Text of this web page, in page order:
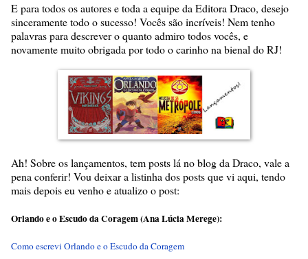
E para todos os autores e toda a equipe da Editora Draco, desejo
sinceramente todo o sucesso! Vocês são incríveis! Nem tenho
palavras para descrever o quanto admiro todos vocês, e
novamente muito obrigada por todo o carinho na bienal do RJ!
Ah! Sobre os lançamentos, tem posts lá no blog da Draco, vale a
pena conferir! Vou deixar a listinha dos posts que vi aqui, tendo
mais depois eu venho e atualizo o post:
Orlando e o Escudo da Coragem (Ana Lúcia Merege):
Como escrevi Orlando e o Escudo da Coragem